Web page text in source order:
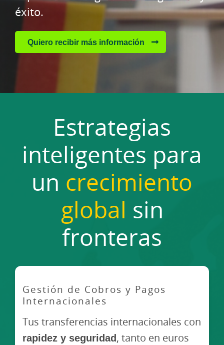
éxito.
Quiero recibir más información
Estrategias
inteligentes para
un crecimiento
global sin
fronteras
Gestión de Cobros y Pagos
Internacionales
Tus transferencias internacionales con
rapidez y seguridad, tanto en euros